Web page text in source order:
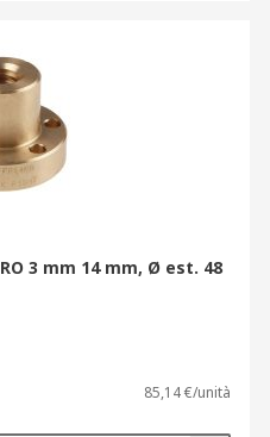
3 mm 14 mm, Ø est. 48
85,14 €/unità